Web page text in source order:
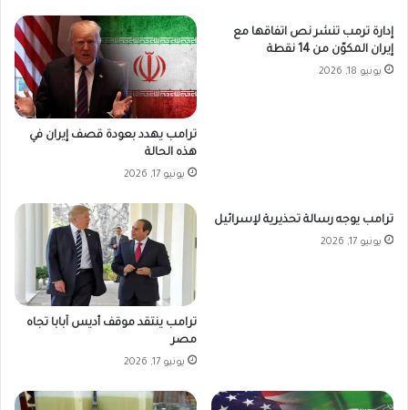
إدارة ترمب تنشر نص اتفاقها مع
إيران المكوّن من 14 نقطة
يونيو 18, 2026
ترامب يهدد بعودة قصف إيران في
هذه الحالة
يونيو 17, 2026
ترامب يوجه رسالة تحذيرية لإسرائيل
يونيو 17, 2026
ترامب ينتقد موقف أديس آبابا تجاه
مصر
يونيو 17, 2026